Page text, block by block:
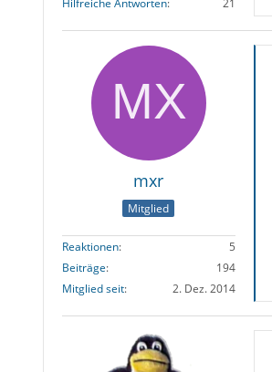
Hilfreiche Antworten
21
mxr
Mitglied
Reaktionen
5
Beiträge
194
Mitglied seit
2. Dez. 2014